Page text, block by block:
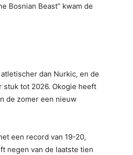
Bosnian Beast” kwam de
dan Nurkic, en de
tot 2026. Okogie heeft
de zomer een nieuw
een record van 19-20,
negen van de laatste tien